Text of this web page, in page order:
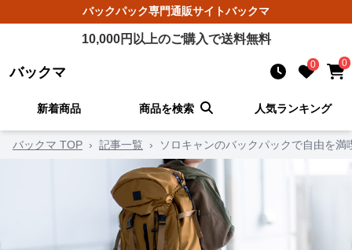
バックパック専門通販サイトバックマ
10,000円以上のご購入で送料無料
バックマ 0 0
新着商品 商品を検索 人気ランキング
バックマ TOP › 記事一覧 › ソロキャンのバックパックで自由を